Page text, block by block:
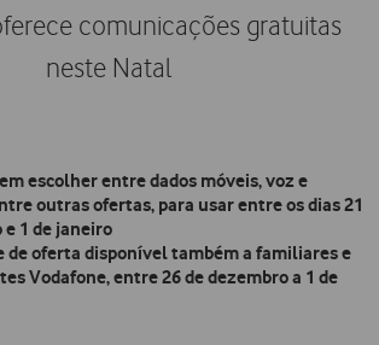
comunicações gratuitas
neste Natal
escolher entre dados móveis, voz e
outras ofertas, para usar entre os dias 21
1 de janeiro
de oferta disponível também a familiares e
Vodafone, entre 26 de dezembro a 1 de